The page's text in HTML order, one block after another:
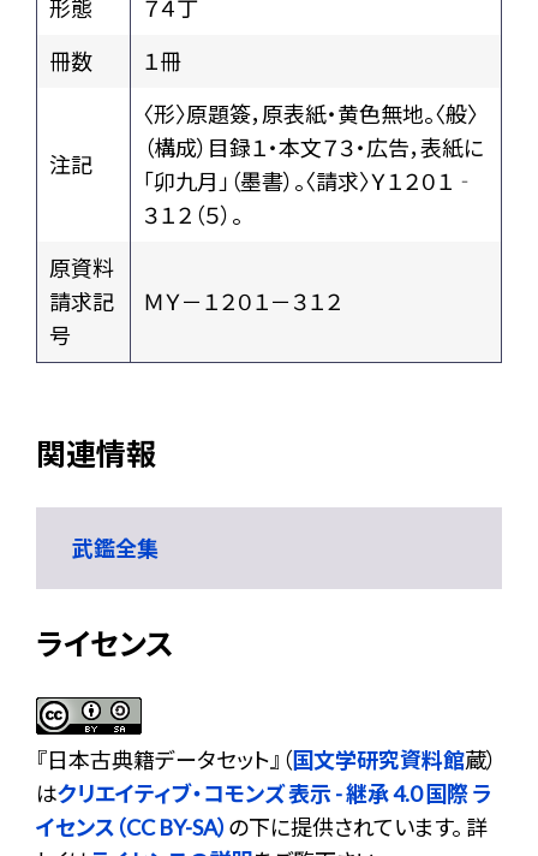
形態
７４丁
冊数
１冊
注記
〈形〉原題簽，原表紙・黄色無地。〈般〉
（構成）目録１・本文７３・広告，表紙に
「卯九月」（墨書）。〈請求〉Ｙ１２０１‐
３１２（５）。
原資料
請求記
号
ＭＹ－１２０１－３１２
関連情報
武鑑全集
ライセンス
『日本古典籍データセット 』（国文学研究資料館蔵）
はクリエイティブ・コモンズ 表示 - 継承 4.0 国際 ラ
イセンス（CC BY-SA） の下に提供されています。 詳